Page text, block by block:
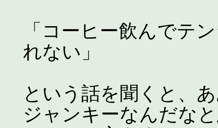
「コーヒー飲んでテ
れない」
という話を聞くと、
ジャンキーなんだな